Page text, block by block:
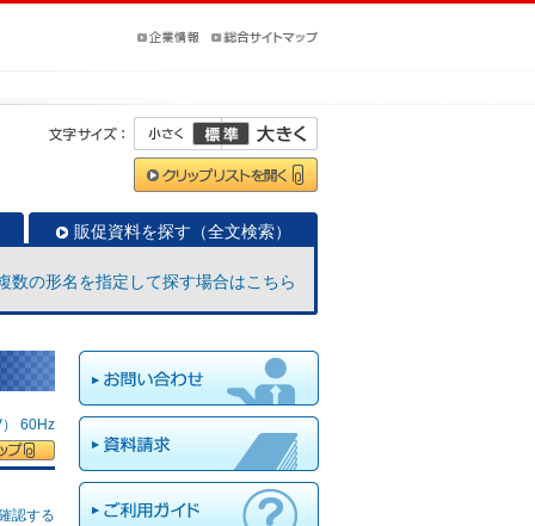
販促資料を探す（全文検索）
数の形名を指定して探す場合はこちら
60Hz
認する